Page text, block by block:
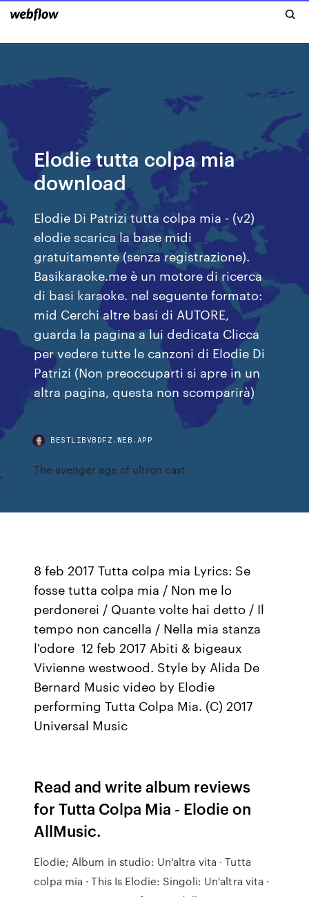
Elodie tutta colpa mia
download
Elodie Di Patrizi tutta colpa mia - (v2)
elodie scarica la base midi
gratuitamente (senza registrazione).
Basikaraoke.me è un motore di ricerca
di basi karaoke. nel seguente formato:
mid Cerchi altre basi di AUTORE,
guarda la pagina a lui dedicata Clicca
per vedere tutte le canzoni di Elodie Di
Patrizi (Non preoccuparti si apre in un
altra pagina, questa non scomparirà)
BESTLIBVBDFZ.WEB.APP
The avenger age of ultron cast
8 feb 2017 Tutta colpa mia Lyrics: Se
fosse tutta colpa mia / Non me lo
perdonerei / Quante volte hai detto / Il
tempo non cancella / Nella mia stanza
l'odore 12 feb 2017 Abiti & bigeaux
Vivienne westwood. Style by Alida De
Bernard Music video by Elodie
performing Tutta Colpa Mia. (C) 2017
Universal Music
Read and write album reviews
for Tutta Colpa Mia - Elodie on
AllMusic.
Elodie; Album in studio: Un'altra vita · Tutta
colpa mia · This Is Elodie: Singoli: Un'altra vita ·